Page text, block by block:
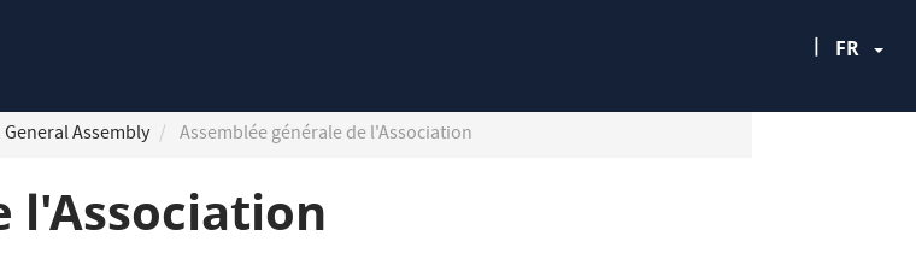
| FR
Assembly Assemblée générale de l'Association
l'Association